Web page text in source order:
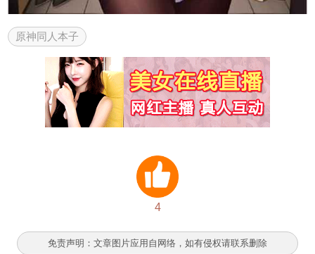
原神同人本子
4
免责声明：文章图片应用自网络，如有侵权请联系删除